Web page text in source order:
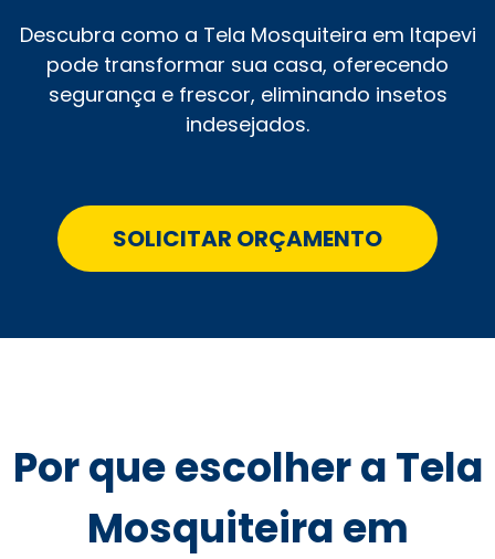
Descubra como a Tela Mosquiteira em Itapevi
pode transformar sua casa, oferecendo
segurança e frescor, eliminando insetos
indesejados.
SOLICITAR ORÇAMENTO
Por que escolher a Tela
Mosquiteira em